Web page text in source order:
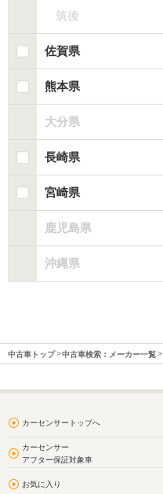
筑後
佐賀県
熊本県
大分県
長崎県
宮崎県
鹿児島県
沖縄県
中古車トップ 中古車検索：メーカー一覧
カーセンサートップへ
カーセンサー
アフター保証対象車
お気に入り